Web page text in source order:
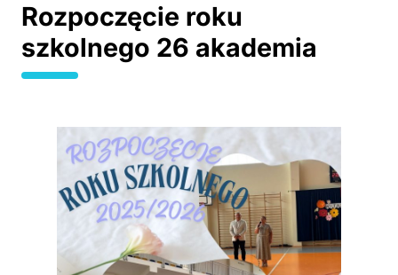
Rozpoczęcie roku
szkolnego 26 akademia